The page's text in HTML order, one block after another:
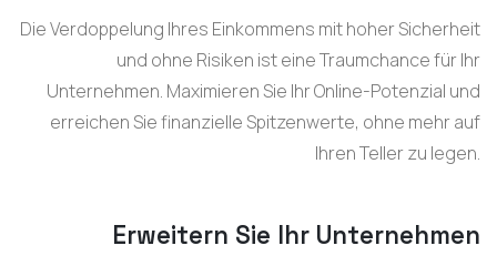
Die Verdoppelung Ihres Einkommens mit hoher Sicherheit
und ohne Risiken ist eine Traumchance für Ihr
Unternehmen. Maximieren Sie Ihr Online-Potenzial und
erreichen Sie finanzielle Spitzenwerte, ohne mehr auf
Ihren Teller zu legen.
Erweitern Sie Ihr Unternehmen